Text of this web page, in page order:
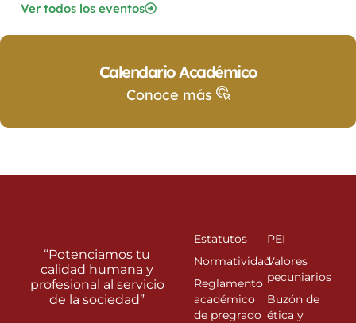
Ver todos los eventos
Calendario Académico
Conoce más
“Potenciamos tu
calidad humana y
profesional al servicio
de la sociedad”
Estatutos
Normatividad
Reglamento
académico
de pregrado
PEI
Valores
pecuniarios
Buzón de
ética y